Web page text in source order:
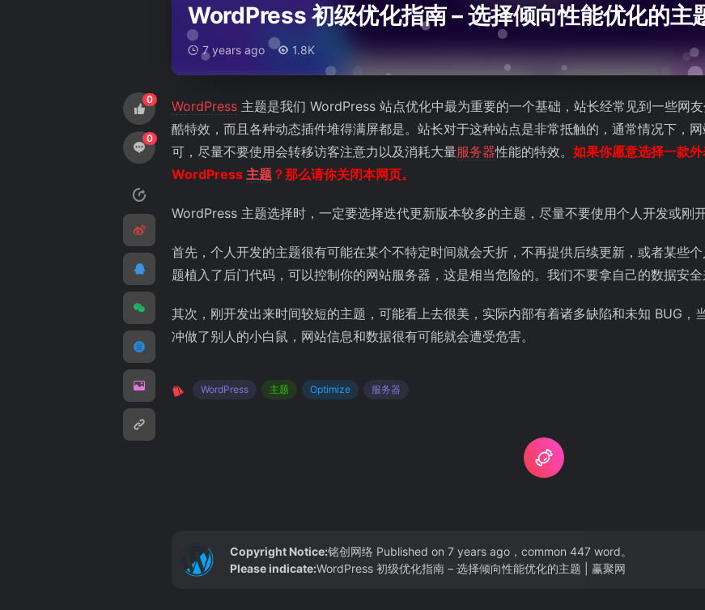
WordPress 初级优化指南 – 选择倾向性能优化的主
7 years ago 1.8K
0
0
WordPress 主题是我们 WordPress 站点优化中最为重要的一个基础，站长经常见到一些网
酷特效，而且各种动态插件堆得满屏都是。站长对于这种站点是非常抵触的，通常情况下，
可，尽量不要使用会转移访客注意力以及消耗大量服务器性能的特效。 如果你愿意选择一款
WordPress 主题 ？那么请你关闭本网页。
WordPress 主题选择时，一定要选择迭代更新版本较多的主题，尽量不要使用个人开发或刚
首先，个人开发的主题很有可能在某个不特定时间就会夭折，不再提供后续更新，或者某些
题植入了后门代码，可以控制你的网站服务器，这是相当危险的。我们不要拿自己的数据安全
其次，刚开发出来时间较短的主题，可能看上去很美，实际内部有着诸多缺陷和未知 BUG，
冲做了别人的小白鼠，网站信息和数据很有可能就会遭受危害。
WordPress 主题 Optimize 服务器
Copyright Notice:铭创网络 Published on 7 years ago，common 447 word。
Please indicate:WordPress 初级优化指南 – 选择倾向性能优化的主题 | 赢聚网